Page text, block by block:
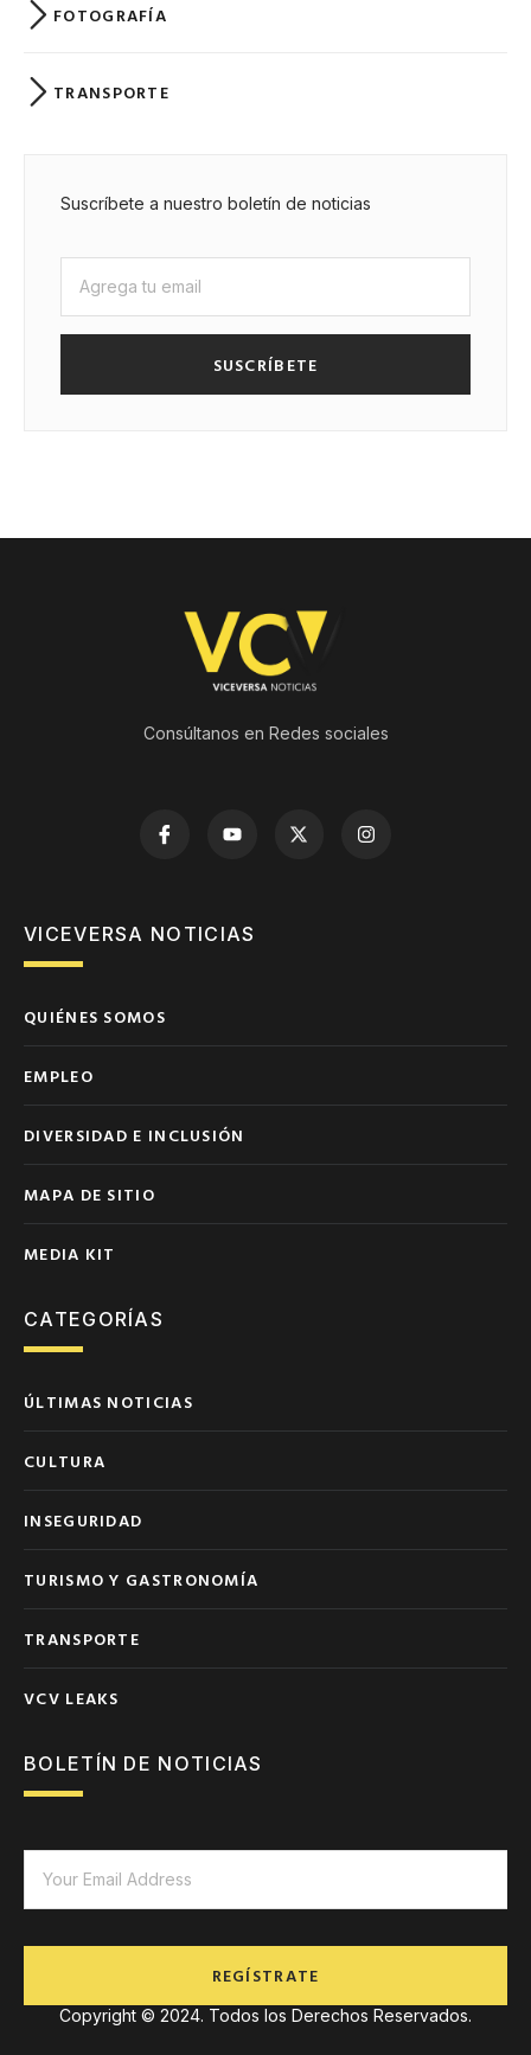
FOTOGRAFÍA
TRANSPORTE
Suscríbete a nuestro boletín de noticias
SUSCRÍBETE
Consúltanos en Redes sociales
VICEVERSA NOTICIAS
QUIÉNES SOMOS
EMPLEO
DIVERSIDAD E INCLUSIÓN
MAPA DE SITIO
MEDIA KIT
CATEGORÍAS
ÚLTIMAS NOTICIAS
CULTURA
INSEGURIDAD
TURISMO Y GASTRONOMÍA
TRANSPORTE
VCV LEAKS
BOLETÍN DE NOTICIAS
REGÍSTRATE
Copyright © 2024. Todos los Derechos Reservados.